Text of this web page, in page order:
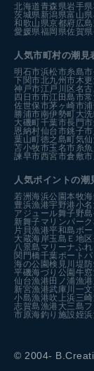
北海道青森県岩手県
茨城県 新潟県富山県
和歌山県京都府広
愛媛県福岡県佐賀県
人気市町村の潮見
明石市浜松市糸島市
下関市北九州市木
神戸市江戸川区名
四日市市江田島市
佐世保市茅ヶ崎市
勝浦市南伊勢町大
大磯町千葉市長門市
恩納村仙台市銚子市
葉山町徳之島町気
苫小牧市玉名市糸
諫早市西宮市倉敷市
人気ポイントの
若洲海浜公園本牧
豊浜漁港宇野港小
アジュール舞子野
新舞子マリンパーク
片貝漁港平和島ボ
大蔵海岸玉島Ｅ地区
八景島マリーナふ
関門橋千葉ポート
海の公園検見川堤防
平磯海づり公園牛
仙台漁港田ノ浦漁港
新宮漁港武庫川一文
小島漁港吹上浜三
志賀島漁港 大三島
市原海釣り施設姪
© 2004-